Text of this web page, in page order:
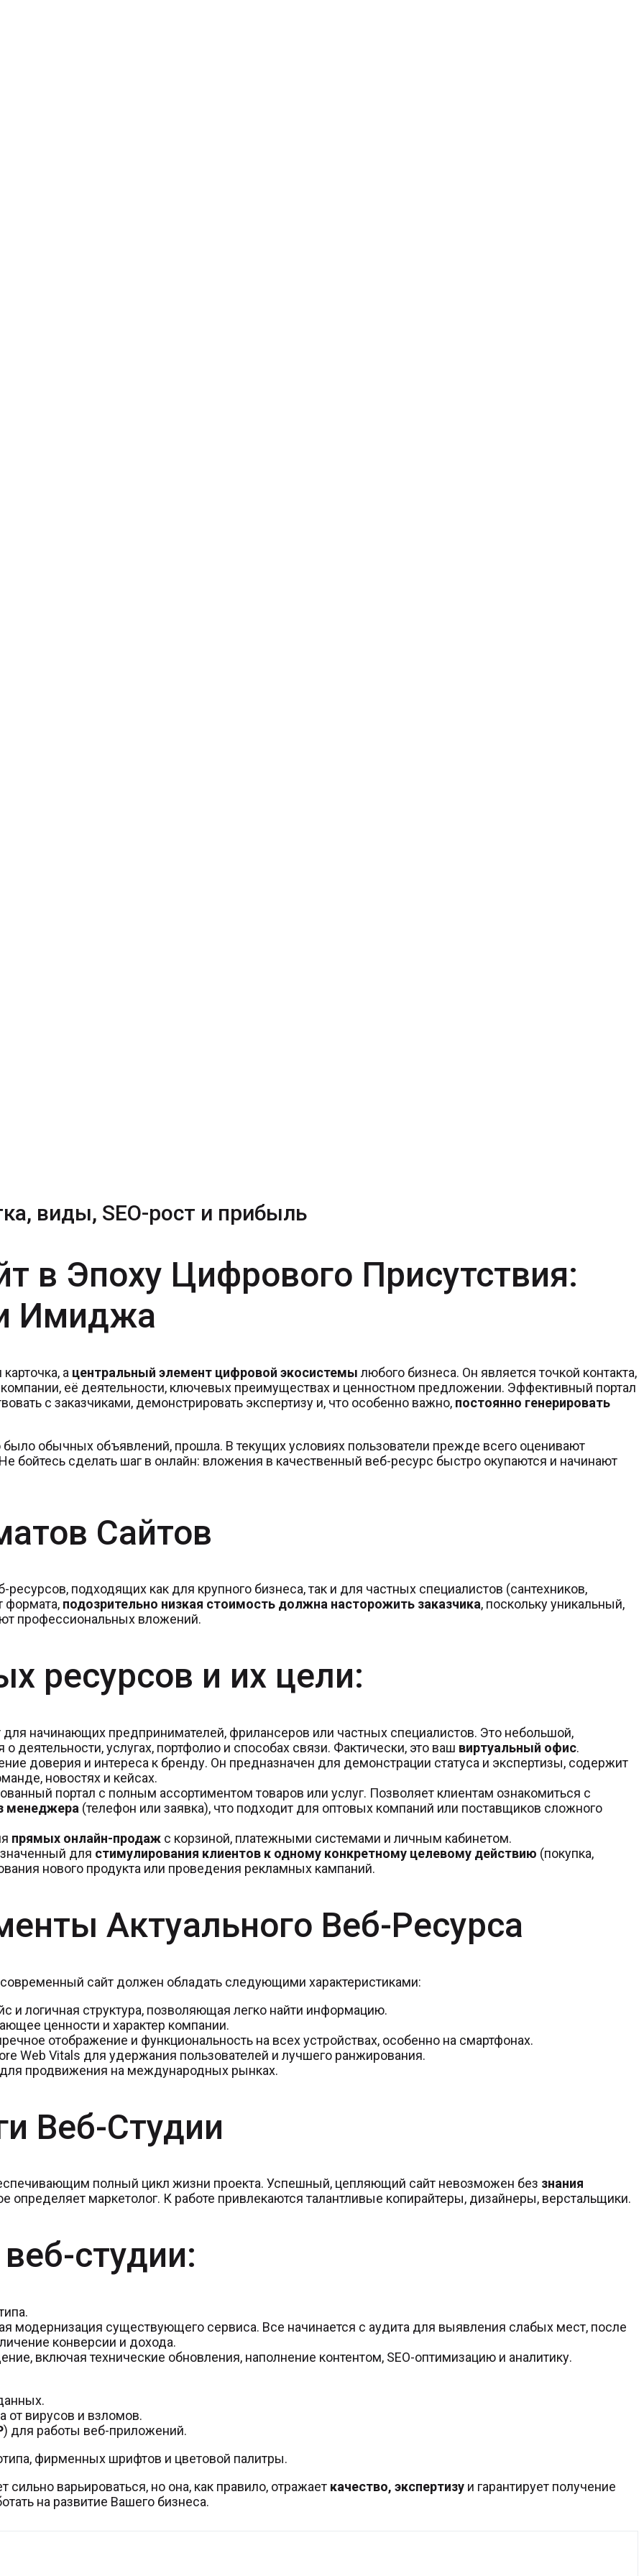
виды, SEO-рост и прибыль
в Эпоху Цифрового Присутствия:
Имиджа
а центральный элемент цифровой экосистемы любого бизнеса. Он является точкой контакта,
её деятельности, ключевых преимуществах и ценностном предложении. Эффективный портал
с заказчиками, демонстрировать экспертизу и, что особенно важно, постоянно генерировать
обычных объявлений, прошла. В текущих условиях пользователи прежде всего оценивают
бойтесь сделать шаг в онлайн: вложения в качественный веб-ресурс быстро окупаются и начинают
Сайтов
подходящих как для крупного бизнеса, так и для частных специалистов (сантехников,
формата, подозрительно низкая стоимость должна насторожить заказчика, поскольку уникальный,
профессиональных вложений.
ресурсов и их цели:
начинающих предпринимателей, фрилансеров или частных специалистов. Это небольшой,
услугах, портфолио и способах связи. Фактически, это ваш виртуальный офис.
доверия и интереса к бренду. Он предназначен для демонстрации статуса и экспертизы, содержит
новостях и кейсах.
портал с полным ассортиментом товаров или услуг. Позволяет клиентам ознакомиться с
менеджера (телефон или заявка), что подходит для оптовых компаний или поставщиков сложного
прямых онлайн-продаж с корзиной, платежными системами и личным кабинетом.
для стимулирования клиентов к одному конкретному целевому действию (покупка,
нового продукта или проведения рекламных кампаний.
Актуального Веб-Ресурса
сайт должен обладать следующими характеристиками:
и логичная структура, позволяющая легко найти информацию.
ценности и характер компании.
отображение и функциональность на всех устройствах, особенно на смартфонах.
Web Vitals для удержания пользователей и лучшего ранжирования.
продвижения на международных рынках.
Веб-Студии
полный цикл жизни проекта. Успешный, цепляющий сайт невозможен без знания
определяет маркетолог. К работе привлекаются талантливые копирайтеры, дизайнеры, верстальщики.
студии:
модернизация существующего сервиса. Все начинается с аудита для выявления слабых мест, после
конверсии и дохода.
включая технические обновления, наполнение контентом, SEO-оптимизацию и аналитику.
от вирусов и взломов.
) для работы веб-приложений.
фирменных шрифтов и цветовой палитры.
варьироваться, но она, как правило, отражает качество, экспертизу и гарантирует получение
на развитие Вашего бизнеса.